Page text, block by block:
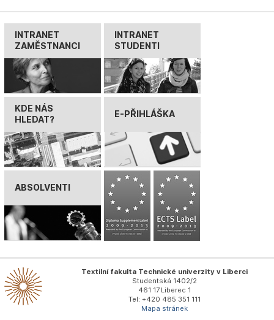
INTRANET
ZAMĚSTNANCI
INTRANET
STUDENTI
KDE NÁS
HLEDAT?
E-PŘIHLÁŠKA
ABSOLVENTI
Textilní fakulta Technické univerzity v Liberci
Studentská 1402/2
461 17 Liberec 1
Tel: +420 485 351 111
Mapa stránek